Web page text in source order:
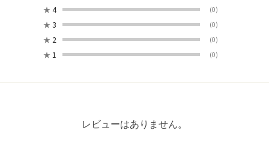
★ 4 (0)
★ 3 (0)
★ 2 (0)
★ 1 (0)
レビューはありません。